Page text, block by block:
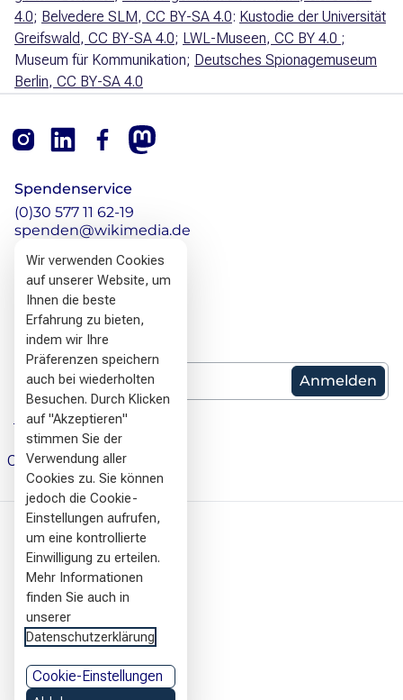
4.0; Belvedere SLM, CC BY-SA 4.0: Kustodie der Universität
Greifswald, CC BY-SA 4.0; LWL-Museen, CC BY 4.0 ;
Museum für Kommunikation; Deutsches Spionagemuseum
Berlin, CC BY-SA 4.0
Footer
InstagramlinkedinFacebookMastodon
Spendenservice
(0)30 577 11 62-19
spenden@wikimedia.de
Kontakt
(0)30 577 11 62-0
info@wikimedia.de
Newlsetter Anmeldung
E-Mail: *
DSGVO Hinweis
Cookie Einstellungen
Häufige Fragen
Newsletter
Jobs
Kontakt
Datenschutzerklärung
Impressum
Wir verwenden Cookies
auf unserer Website, um
Ihnen die beste
Erfahrung zu bieten,
indem wir Ihre
Präferenzen speichern
auch bei wiederholten
Besuchen. Durch Klicken
auf "Akzeptieren"
stimmen Sie der
Verwendung aller
Cookies zu. Sie können
jedoch die Cookie-
Einstellungen aufrufen,
um eine kontrollierte
Einwilligung zu erteilen.
Mehr Informationen
finden Sie auch in
unserer
Datenschutzerklärung
Cookie-Einstellungen